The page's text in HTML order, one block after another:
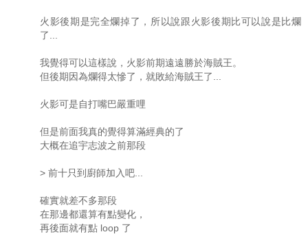
火影後期是完全爛掉了，所以說跟火影後期比可以說是比爛
了...
我覺得可以這樣說，火影前期遠遠勝於海賊王。
但後期因為爛得太慘了，就敗給海賊王了...
火影可是自打嘴巴嚴重哩
但是前面我真的覺得算滿經典的了
大概在追宇志波之前那段
> 前十只到廚師加入吧...
確實就差不多那段
在那邊都還算有點變化，
再後面就有點 loop 了